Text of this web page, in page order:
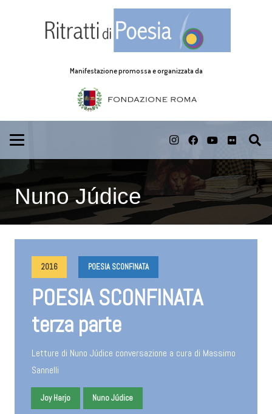
Manifestazione promossa e organizzata da
Nuno Júdice
2016 POESIA SCONFINATA
POESIA SCONFINATA
terza parte
Letture di Nuno Júdice conversazione a cura di Massimo
Sannelli
Joy Harjo Nuno Júdice